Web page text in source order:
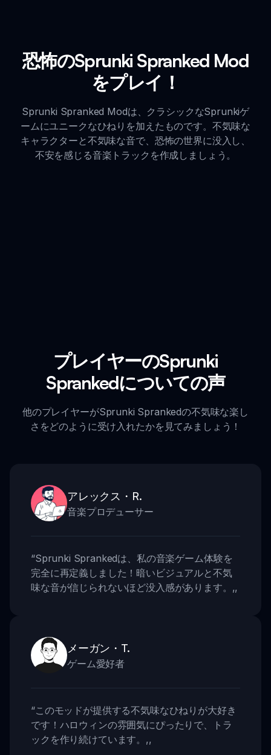
恐怖のSprunki Spranked Mod
をプレイ！
Sprunki Spranked Modは、クラシックなSprunkiゲ
ームにユニークなひねりを加えたものです。不気味な
キャラクターと不気味な音で、恐怖の世界に没入し、
不安を感じる音楽トラックを作成しましょう。
プレイヤーのSprunki
Sprankedについての声
他のプレイヤーがSprunki Sprankedの不気味な楽し
さをどのように受け入れたかを見てみましょう！
アレックス・R.
音楽プロデューサー
“Sprunki Sprankedは、私の音楽ゲーム体験を
完全に再定義しました！暗いビジュアルと不気
味な音が信じられないほど没入感があります。 ,,
メーガン・T.
ゲーム愛好者
“このモッドが提供する不気味なひねりが大好き
です！ハロウィンの雰囲気にぴったりで、トラ
ックを作り続けています。 ,,